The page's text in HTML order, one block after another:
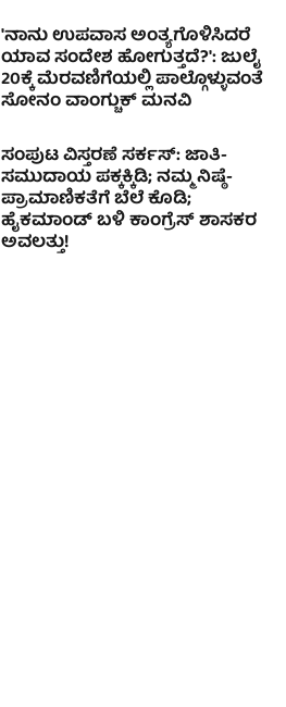
'ನಾನು ಉಪವಾಸ ಅಂತ್ಯಗೊಳಿಸಿದರೆ
ಯಾವ ಸಂದೇಶ ಹೋಗುತ್ತದೆ?': ಜುಲೈ
20ಕ್ಕೆ ಮೆರವಣಿಗೆಯಲ್ಲಿ ಪಾಲ್ಗೊಳ್ಳುವಂತೆ
ಸೋನಂ ವಾಂಗ್ಚುಕ್ ಮನವಿ
ಸಂಪುಟ ವಿಸ್ತರಣೆ ಸರ್ಕಸ್: ಜಾತಿ-
ಸಮುದಾಯ ಪಕ್ಕಕ್ಕಿಡಿ; ನಮ್ಮ ನಿಷ್ಠೆ-
ಪ್ರಾಮಾಣಿಕತೆಗೆ ಬೆಲೆ ಕೊಡಿ;
ಹೈಕಮಾಂಡ್ ಬಳಿ ಕಾಂಗ್ರೆಸ್ ಶಾಸಕರ
ಅವಲತ್ತು!